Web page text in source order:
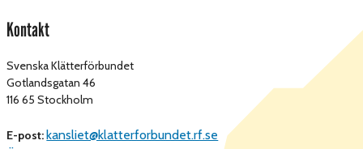
Kontakt
Svenska Klätterförbundet
Gotlandsgatan 46
116 65 Stockholm
E-post:kansliet@klatterforbundet.rf.se